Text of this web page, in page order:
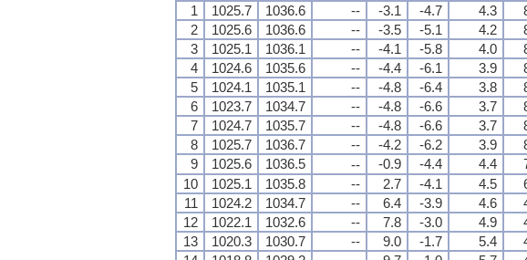
1
1025.7 1036.6 -- -3.1 -4.7 4.3
2
1025.6 1036.6 -- -3.5 -5.1 4.2
3
1025.1 1036.1 -- -4.1 -5.8 4.0
4
1024.6 1035.6 -- -4.4 -6.1 3.9
5
1024.1 1035.1 -- -4.8 -6.4 3.8
6
1023.7 1034.7 -- -4.8 -6.6 3.7
7
1024.7 1035.7 -- -4.8 -6.6 3.7
8
1025.7 1036.7 -- -4.2 -6.2 3.9
9
1025.6 1036.5 -- -0.9 -4.4 4.4
10
1025.1 1035.8 -- 2.7 -4.1 4.5
11
1024.2 1034.7 -- 6.4 -3.9 4.6
12
1022.1 1032.6 -- 7.8 -3.0 4.9
13
1020.3 1030.7 -- 9.0 -1.7 5.4